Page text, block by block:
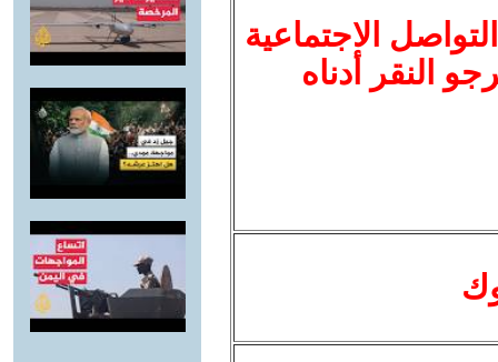
الاجتماعية
النقر أدناه